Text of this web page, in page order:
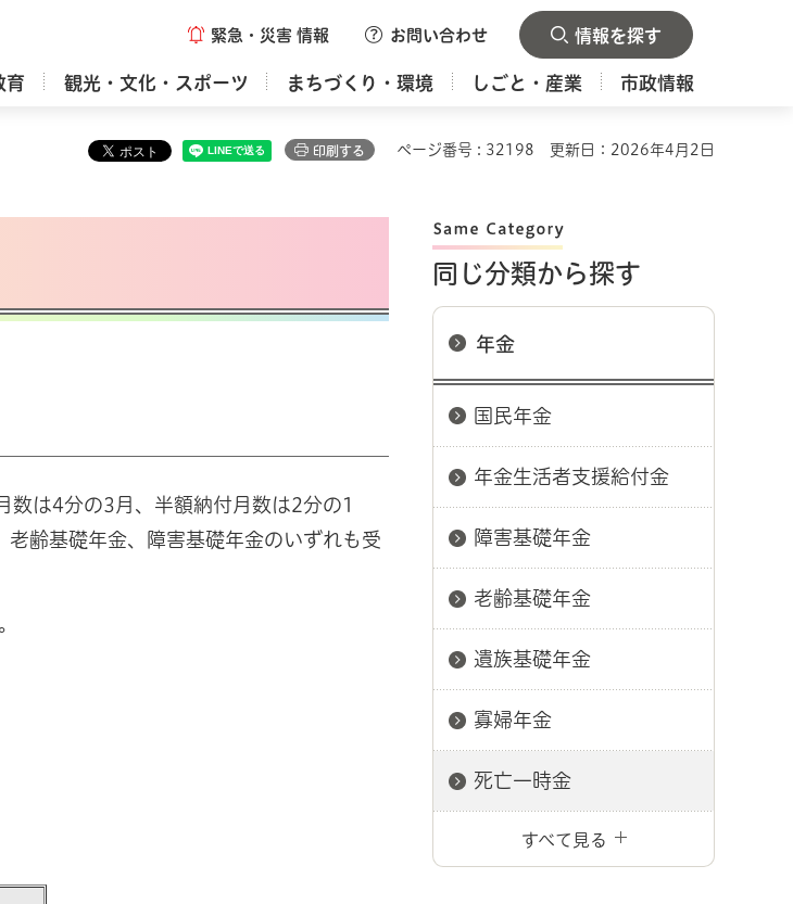
緊急・災害 情報 お問い合わせ 情報を探す
育 観光・文化・スポーツ まちづくり・環境 しごと・産業 市政情報
印刷する ページ番号 : 32198 更新日：2026年4月2日
は4分の3月、半額納付月数は2分の1
齢基礎年金、障害基礎年金のいずれも受
同じ分類から探す
年金
国民年金
年金生活者支援給付金
障害基礎年金
老齢基礎年金
遺族基礎年金
寡婦年金
死亡一時金
すべて見る